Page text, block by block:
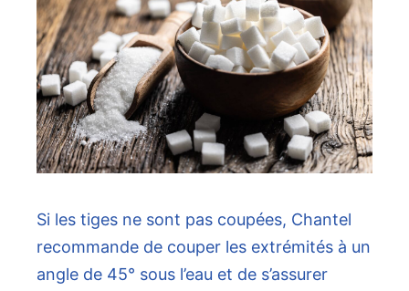
Si les tiges ne sont pas coupées, Chantel
recommande de couper les extrémités à un
angle de 45° sous l’eau et de s’assurer